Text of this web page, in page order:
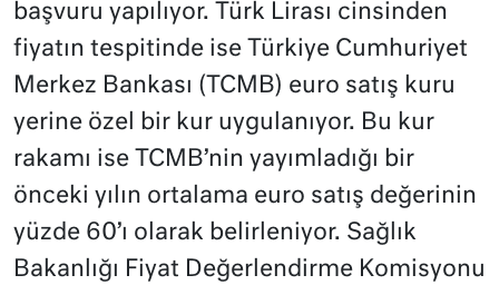
başvuru yapılıyor. Türk Lirası cinsinden
fiyatın tespitinde ise Türkiye Cumhuriyet
Merkez Bankası (TCMB) euro satış kuru
yerine özel bir kur uygulanıyor. Bu kur
rakamı ise TCMB’nin yayımladığı bir
önceki yılın ortalama euro satış değerinin
yüzde 60’ı olarak belirleniyor. Sağlık
Bakanlığı Fiyat Değerlendirme Komisyonu